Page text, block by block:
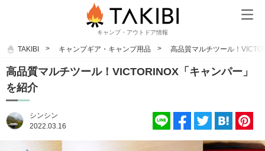
キャンプ・アウトドア情報
TAKIBI キャンプギア・キャンプ用品 高品質マルチツール！
高品質マルチツール！VICTORINOX「キャンパー」
を紹介
シンシン
2022.03.16